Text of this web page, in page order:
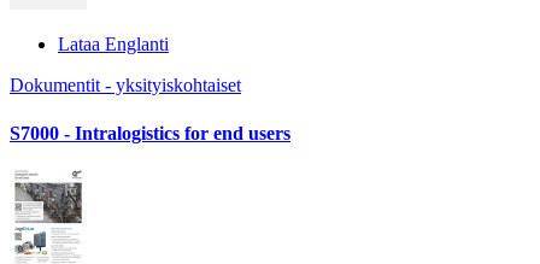
Lataa Englanti
Dokumentit - yksityiskohtaiset
S7000 - Intralogistics for end users